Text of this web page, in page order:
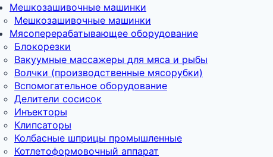
Мешкозашивочные машинки
Мешкозашивочные машинки
Мясоперерабатывающее оборудование
Блокорезки
Вакуумные массажеры для мяса и рыбы
Волчки (производственные мясорубки)
Вспомогательное оборудование
Делители сосисок
Инъекторы
Клипсаторы
Колбасные шприцы промышленные
Котлетоформовочный аппарат